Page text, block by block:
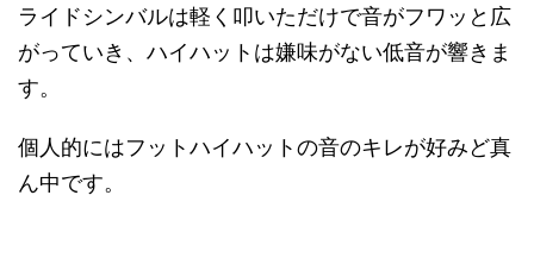
ライドシンバルは軽く叩いただけで音がフワッと広
がっていき、ハイハットは嫌味がない低音が響きま
す。
個人的にはフットハイハットの音のキレが好みど真
ん中です。